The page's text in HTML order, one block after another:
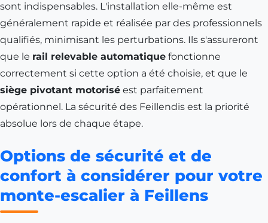
sont indispensables. L'installation elle-même est
généralement rapide et réalisée par des professionnels
qualifiés, minimisant les perturbations. Ils s'assureront
que le rail relevable automatique fonctionne
correctement si cette option a été choisie, et que le
siège pivotant motorisé est parfaitement
opérationnel. La sécurité des Feillendis est la priorité
absolue lors de chaque étape.
Options de sécurité et de
confort à considérer pour votre
monte-escalier à Feillens